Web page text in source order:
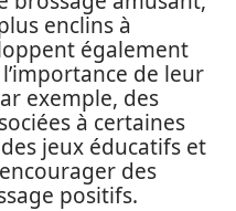
enclins à
également
de leur
exemple, des
à certaines
jeux éducatifs et
des
positifs.